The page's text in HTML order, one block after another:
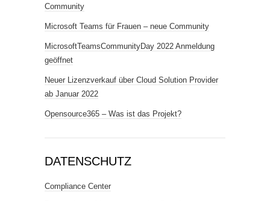
Community
Microsoft Teams für Frauen – neue Community
MicrosoftTeamsCommunityDay 2022 Anmeldung
geöffnet
Neuer Lizenzverkauf über Cloud Solution Provider
ab Januar 2022
Opensource365 – Was ist das Projekt?
DATENSCHUTZ
Compliance Center